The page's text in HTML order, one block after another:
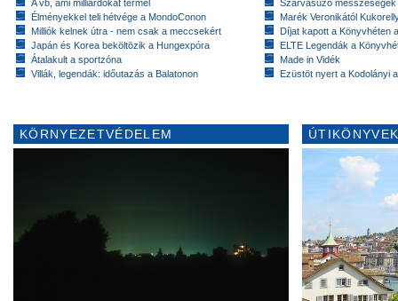
A vb, ami milliárdokat termel
Élményekkel teli hétvége a MondoConon
Milliók kelnek útra - nem csak a meccsekért
Japán és Korea beköltözik a Hungexpóra
Átalakult a sportzóna
Villák, legendák: időutazás a Balatonon
Szarvasűző messzeségek
Marék Veronikától
Díjat kapott a Könyvhéten
ELTE Legendák a
Made in Vidék
Ezüstöt nyert a Kodolányi
KÖRNYEZETVÉDELEM